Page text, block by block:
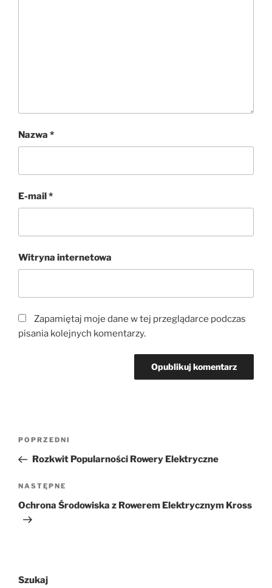
Nazwa *
E-mail*
Witryna internetowa
Zapamiętaj moje dane w tej przeglądarce podczas
pisania kolejnych komentarzy.
Nawigacja
Poprzedni
wpis
POPRZEDNI
Rozkwit Popularności Rowery Elektryczne
Następny
wpis
NASTĘPNE
Ochrona Środowiska z Rowerem Elektrycznym Kross
Szukaj